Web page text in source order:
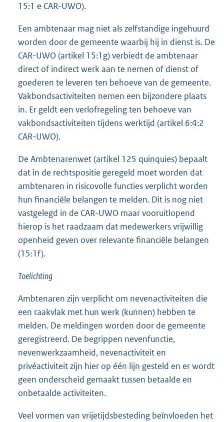
15:1 e CAR-UWO).
Een ambtenaar mag niet als zelfstandige ingehuurd
worden door de gemeente waarbij hij in dienst is. De
CAR-UWO (artikel 15:1g) verbiedt de ambtenaar
direct of indirect werk aan te nemen of dienst of
goederen te leveren ten behoeve van de gemeente.
Vakbondsactiviteiten nemen een bijzondere plaats
in. Er geldt een verlofregeling ten behoeve van
vakbondsactiviteiten tijdens werktijd (artikel 6:4:2
CAR-UWO).
De Ambtenarenwet (artikel 125 quinquies) bepaalt
dat in de rechtspositie geregeld moet worden dat
ambtenaren in risicovolle functies verplicht worden
hun financiële belangen te melden. Dit is nog niet
vastgelegd in de CAR-UWO maar vooruitlopend
hierop is het raadzaam dat medewerkers vrijwillig
openheid geven over relevante financiële belangen
(15:1f).
Toelichting
Ambtenaren zijn verplicht om nevenactiviteiten die
een raakvlak met hun werk (kunnen) hebben te
melden. De meldingen worden door de gemeente
geregistreerd. De begrippen nevenfunctie,
nevenwerkzaamheid, nevenactiviteit en
privéactiviteit zijn hier op één lijn gesteld en er wordt
geen onderscheid gemaakt tussen betaalde en
onbetaalde activiteiten.
Veel vormen van vrijetijdsbesteding beïnvloeden het